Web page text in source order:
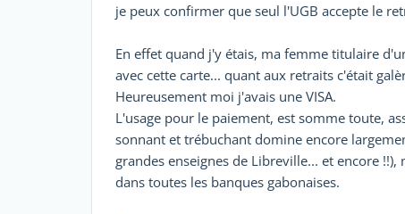
je peux confirmer que seul l'UGB accepte le
En effet quand j'y étais, ma femme titulaire
avec cette carte... quant aux retraits c'était
Heureusement moi j'avais une VISA.
L'usage pour le paiement, est somme toute,
sonnant et trébuchant domine encore
grandes enseignes de Libreville... et encore
dans toutes les banques gabonaises.